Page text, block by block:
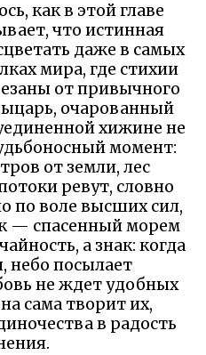
как в этой главе
что истинная
даже в самых
мира, где стихии
от привычного
очарованный
хижине не
момент:
от земли, лес
ревут, словно
по воле высших сил,
— спасенный морем
а знак: когда
небо посылает
не ждет удобных
сама творит их,
в радость